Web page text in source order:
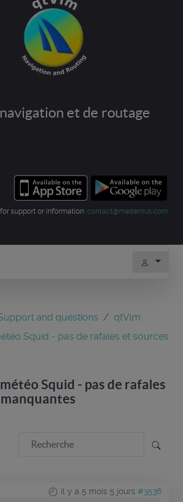
et de routage
support or information: contact@meltemus.com
and questions
qtVlm
Squid - pas de rafales et sources
Squid - pas de rafales
il y a 5 mois 5 jours #3536